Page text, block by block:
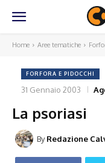
Home Aree tematiche
FORFORA E PIDOCCHI
31 Gennaio 2003
La psoriasi
By Redazione